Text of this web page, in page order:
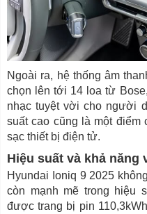
Ngoài ra, hệ thống âm
chọn lên tới 14 loa từ
nhạc tuyệt vời cho người
suất cao cũng là một
sạc thiết bị điện tử.
Hiệu suất và khả năng
Hyundai Ioniq 9 2025
còn mạnh mẽ trong hiệu
được trang bị pin